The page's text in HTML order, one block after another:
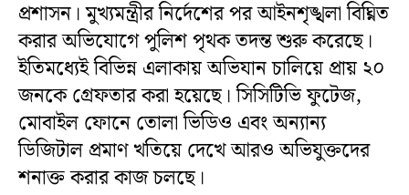
প্রশাসন। মুখ্যমন্ত্রীর নির্দেশের পর আইনশৃঙ্খলা বিঘ্নিত
করার অভিযোগে পুলিশ পৃথক তদন্ত শুরু করেছে।
ইতিমধ্যেই বিভিন্ন এলাকায় অভিযান চালিয়ে প্রায় ২০
জনকে গ্রেফতার করা হয়েছে। সিসিটিভি ফুটেজ,
মোবাইল ফোনে তোলা ভিডিও এবং অন্যান্য
ডিজিটাল প্রমাণ খতিয়ে দেখে আরও অভিযুক্তদের
শনাক্ত করার কাজ চলছে।